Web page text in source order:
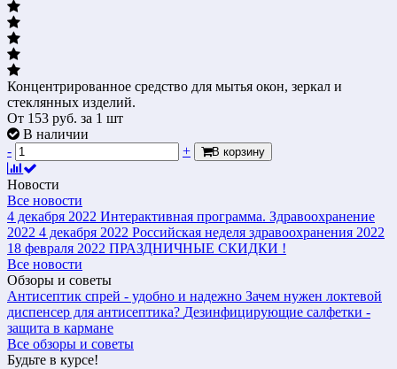
Концентрированное средство для мытья окон, зеркал и
стеклянных изделий.
От 153 руб. за 1 шт
В наличии
-
+ В корзину
Новости
Все новости
4 декабря 2022 Интерактивная программа. Здравоохранение
2022 4 декабря 2022 Российская неделя здравоохранения 2022
18 февраля 2022 ПРАЗДНИЧНЫЕ СКИДКИ !
Все новости
Обзоры и советы
Антисептик спрей - удобно и надежно Зачем нужен локтевой
диспенсер для антисептика? Дезинфицирующие салфетки -
защита в кармане
Все обзоры и советы
Будьте в курсе!